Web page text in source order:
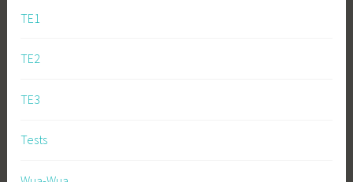
TE1
TE2
TE3
Tests